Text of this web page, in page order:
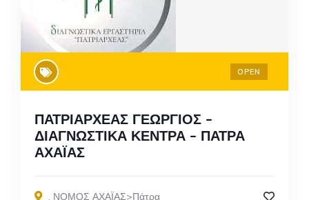
OPEN
ΠΑΤΡΙΑΡΧΕΑΣ ΓΕΩΡΓΙΟΣ –
ΔΙΑΓΝΩΣΤΙΚΑ ΚΕΝΤΡΑ – ΠΑΤΡΑ
ΑΧΑΪΑΣ
ΝΟΜΟΣ ΑΧΑΪΑΣ>Πάτρα